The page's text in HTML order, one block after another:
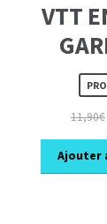
VTT
11,90€
Ajouter